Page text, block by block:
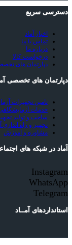
دسترسی سریع
اخبار آماد
تماس با ما
درباره ما
درخواست کالا
دپارتمان های
دپارتمان های تخصصی
تامین تجهیزات
خدمات
ساخت و تولید
تجهیز و راه اندازی
مشاوره و آموزش
آماد در شبکه های
Instagram
WhatsApp
Telegram
استانداردهای آمــاد